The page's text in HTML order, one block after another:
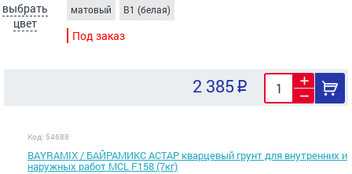
выбрать
цвет
матовый B1 (белая)
Под заказ
2 385
Код: 54688
BAYRAMIX / БАЙРАМИКС АСТАР кварцевый грунт для внутренних и
наружных работ MCL F158 (7кг)